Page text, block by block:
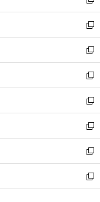
開
く
ウ
で
開
く
ン
ド
ウ
で
開
く
ウ
ィ
ン
ド
ウ
で
開
く
し
い
ウ
ィ
ン
ド
ウ
で
開
く
新
し
い
ウ
ィ
ン
ド
ウ
で
開
く
新
し
い
ウ
ィ
ン
ド
ウ
で
開
く
新
し
い
ウ
ィ
ン
ド
ウ
で
開
新
し
い
ウ
ィ
ン
ド
ウ
新
し
い
ウ
ィ
ン
新
し
い
ウ
新
し